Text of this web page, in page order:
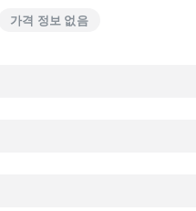
가격 정보 없음